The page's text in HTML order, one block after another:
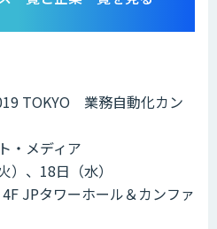
TOKYO 業務自動化カン
・メディア
、18日（水）
JPタワーホール＆カンファ